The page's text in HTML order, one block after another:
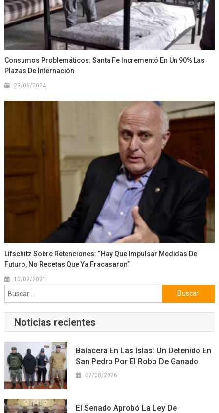
Consumos Problemáticos: Santa Fe Incrementó En Un 90% Las
Plazas De Internación
23/06/2024
Lifschitz Sobre Retenciones: “Hay Que Impulsar Medidas De
Futuro, No Recetas Que Ya Fracasaron”
10/02/2021
Buscar:
Noticias recientes
Balacera En Las Islas: Un Detenido En
San Pedro Por El Robo De Ganado
07/08/2026
El Senado Aprobó La Ley De